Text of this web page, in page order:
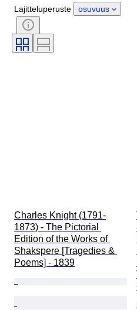
Kieli
Väri
Aikakausi
Lajitteluperuste osuvuus
Charles Knight (1791-
1873) - The Pictorial
Edition of the Works of
Shakspere [Tragedies &
Poems] - 1839